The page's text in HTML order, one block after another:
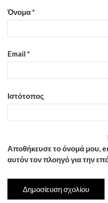
Όνομα*
Email *
Ιστότοπος
Αποθήκευσε το όνομά μου,
αυτόν τον πλοηγό για την